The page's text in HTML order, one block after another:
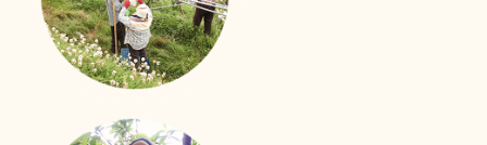
新事社會服務中心的移工照護訓練課程也來到了第二次！
來自印尼、越南、菲律賓的外籍看護們帶著上一次課程的
收穫與期待，再次踏進教室。
立即行動